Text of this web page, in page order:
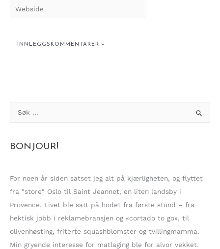
Webside
ø
e
e
:
BONJOUR!
For noen år siden satset jeg alt på kjærligheten, og flyttet
fra "store" Oslo til Saint Jeannet, en liten landsby i
Provence. Livet ble satt på hodet fra første stund – fra
hektisk jobb i reklamebransjen og «cortado to go», til
olivenhøsting, friterte squashblomster og tvillingmamma.
Min gryende interesse for matlaging ble for alvor vekket.